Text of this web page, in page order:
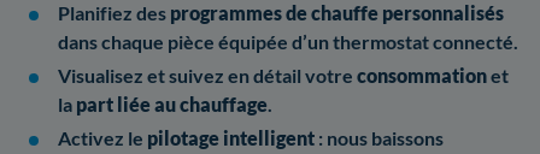
Planifiez des programmes de chauffe personnalisés
dans chaque pièce équipée d’un thermostat connecté.
Visualisez et suivez en détail votre consommationet
la part liée au chauffage.
Activez le pilotage intelligent : nous baissons